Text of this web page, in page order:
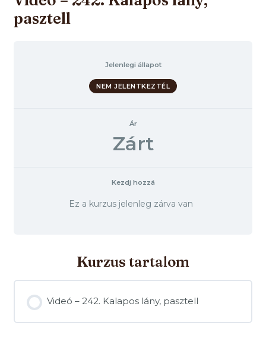
pasztell
Jelenlegi állapot
NEM JELENTKEZTÉL
Ár
Zárt
Kezdj hozzá
Ez a kurzus jelenleg zárva van
Kurzus tartalom
Videó – 242. Kalapos lány, pasztell